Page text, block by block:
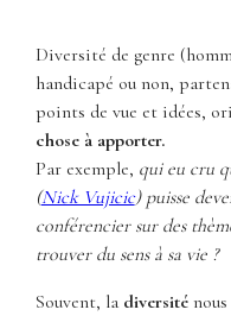
Diversité de genre
handicapé ou non,
points de vue et idées,
chose à apporter.
Par exemple, qui eu cru
(Nick Vujicic) puisse
conférencier sur des
trouver du sens à sa vie ?
Souvent, la diversiténous